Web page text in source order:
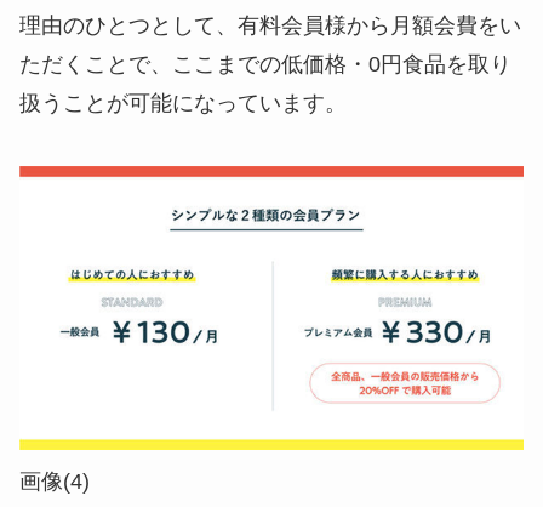
理由のひとつとして、有料会員様から月額会費をい
ただくことで、ここまでの低価格・0円食品を取り
扱うことが可能になっています。
画像(4)